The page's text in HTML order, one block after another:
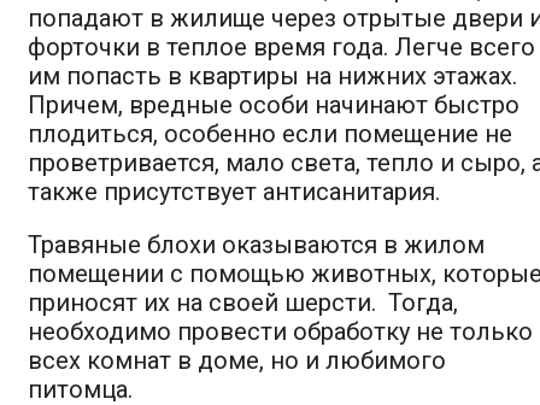
попадают в жилище через отрытые двери
форточки в теплое время года. Легче всего
им попасть в квартиры на нижних этажах.
Причем, вредные особи начинают быстро
плодиться, особенно если помещение не
проветривается, мало света, тепло и сыро,
также присутствует антисанитария.
Травяные блохи оказываются в жилом
помещении с помощью животных,
приносят их на своей шерсти. Тогда,
необходимо провести обработку не только
всех комнат в доме, но и любимого
питомца.